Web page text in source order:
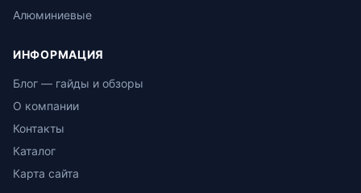
Алюминиевые
ИНФОРМАЦИЯ
Блог — гайды и обзоры
О компании
Контакты
Каталог
Карта сайта